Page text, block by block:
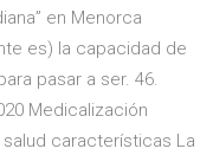
en Menorca
es) la capacidad de
pasar a ser. 46.
Medicalización
características La